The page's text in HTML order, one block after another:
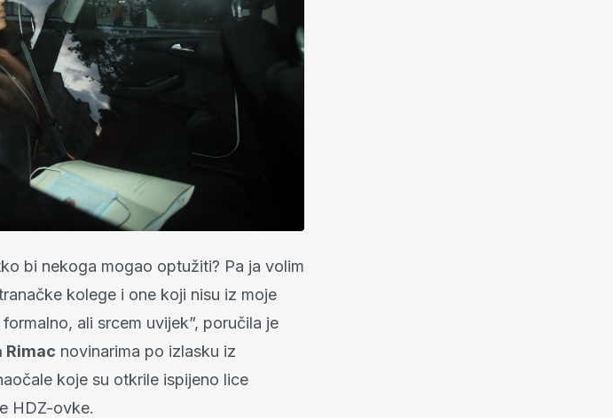
bi nekoga mogao optužiti? Pa ja volim
kolege i one koji nisu iz moje
ali srcem uvijek”, poručila je
Rimac novinarima po izlasku iz
koje su otkrile ispijeno lice
HDZ-ovke.